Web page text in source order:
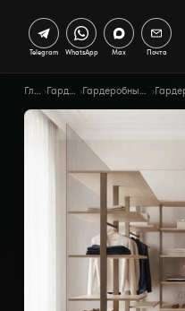
Telegram WhatsApp Max Почта
Главная › Гардеробные › Гардеробные по помещению ›